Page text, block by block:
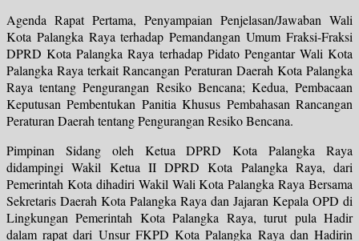
Agenda Rapat Pertama, Penyampaian Penjelasan/Jawaban Wali
Kota Palangka Raya terhadap Pemandangan Umum Fraksi-Fraksi
DPRD Kota Palangka Raya terhadap Pidato Pengantar Wali Kota
Palangka Raya terkait Rancangan Peraturan Daerah Kota Palangka
Raya tentang Pengurangan Resiko Bencana; Kedua, Pembacaan
Keputusan Pembentukan Panitia Khusus Pembahasan Rancangan
Peraturan Daerah tentang Pengurangan Resiko Bencana.
Pimpinan Sidang oleh Ketua DPRD Kota Palangka Raya
didampingi Wakil Ketua II DPRD Kota Palangka Raya, dari
Pemerintah Kota dihadiri Wakil Wali Kota Palangka Raya Bersama
Sekretaris Daerah Kota Palangka Raya dan Jajaran Kepala OPD di
Lingkungan Pemerintah Kota Palangka Raya, turut pula Hadir
dalam rapat dari Unsur FKPD Kota Palangka Raya dan Hadirin